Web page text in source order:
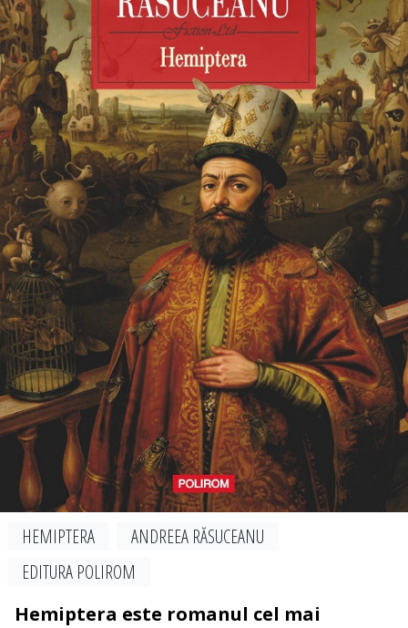
HEMIPTERA
ANDREEA RĂSUCEANU
EDITURA POLIROM
Hemiptera este romanul cel mai